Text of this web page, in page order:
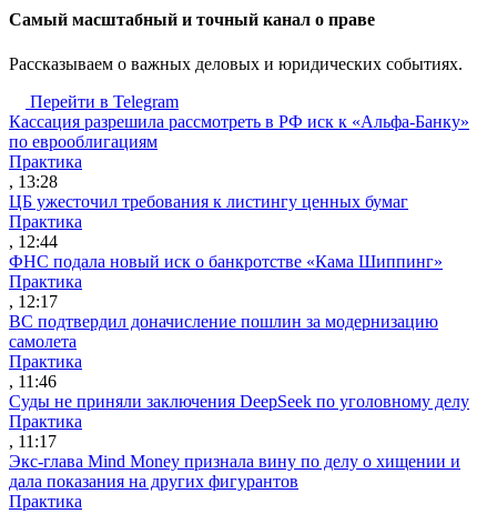
Cамый масштабный и точный канал о праве
Рассказываем о важных деловых и юридических событиях.
Перейти в Telegram
Кассация разрешила рассмотреть в РФ иск к «Альфа-Банку»
по еврооблигациям
Практика
, 13:28
ЦБ ужесточил требования к листингу ценных бумаг
Практика
, 12:44
ФНС подала новый иск о банкротстве «Кама Шиппинг»
Практика
, 12:17
ВС подтвердил доначисление пошлин за модернизацию
самолета
Практика
, 11:46
Суды не приняли заключения DeepSeek по уголовному делу
Практика
, 11:17
Экс-глава Mind Money признала вину по делу о хищении и
дала показания на других фигурантов
Практика